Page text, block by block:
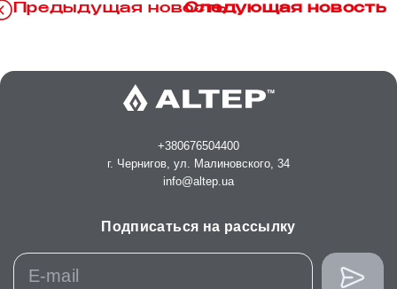
Предыдущая новостьСледующая новость
+380676504400
г. Чернигов, ул. Малиновского, 34
info@altep.ua
Подписаться на рассылку